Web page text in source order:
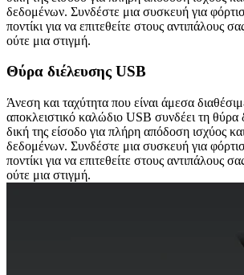
δεδομένων. Συνδέστε μια συσκευή για
ποντίκι για να επιτεθείτε στους αντιπάλους
ούτε μια στιγμή.
Θύρα διέλευσης USB
Άνεση και ταχύτητα που είναι άμεσα
αποκλειστικό καλώδιο USB συνδέει τη θύρα
δική της είσοδο για πλήρη απόδοση ισχύος
δεδομένων. Συνδέστε μια συσκευή για
ποντίκι για να επιτεθείτε στους αντιπάλους
ούτε μια στιγμή.